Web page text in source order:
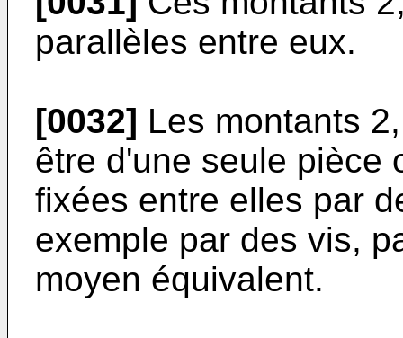
parallèles entre eux.
[0032] Les montants
être d'une seule pièce
fixées entre elles par
exemple par des vis,
moyen équivalent.